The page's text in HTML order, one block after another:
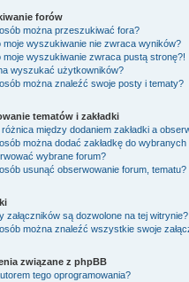
forów
można przeszukiwać fora?
moje wyszukiwanie nie zwraca wyników?
moje wyszukiwanie zwraca pustą stronę?!
wyszukać użytkowników?
można znaleźć swoje posty i tematy?
tematów i zakładki
między dodaniem zakładki a
można dodać zakładkę do
wybrane forum?
usunąć obserwowanie forum, tematu?
załączników są dozwolone na tej witrynie?
można znaleźć wszystkie swoje
związane z phpBB
tego oprogramowania?